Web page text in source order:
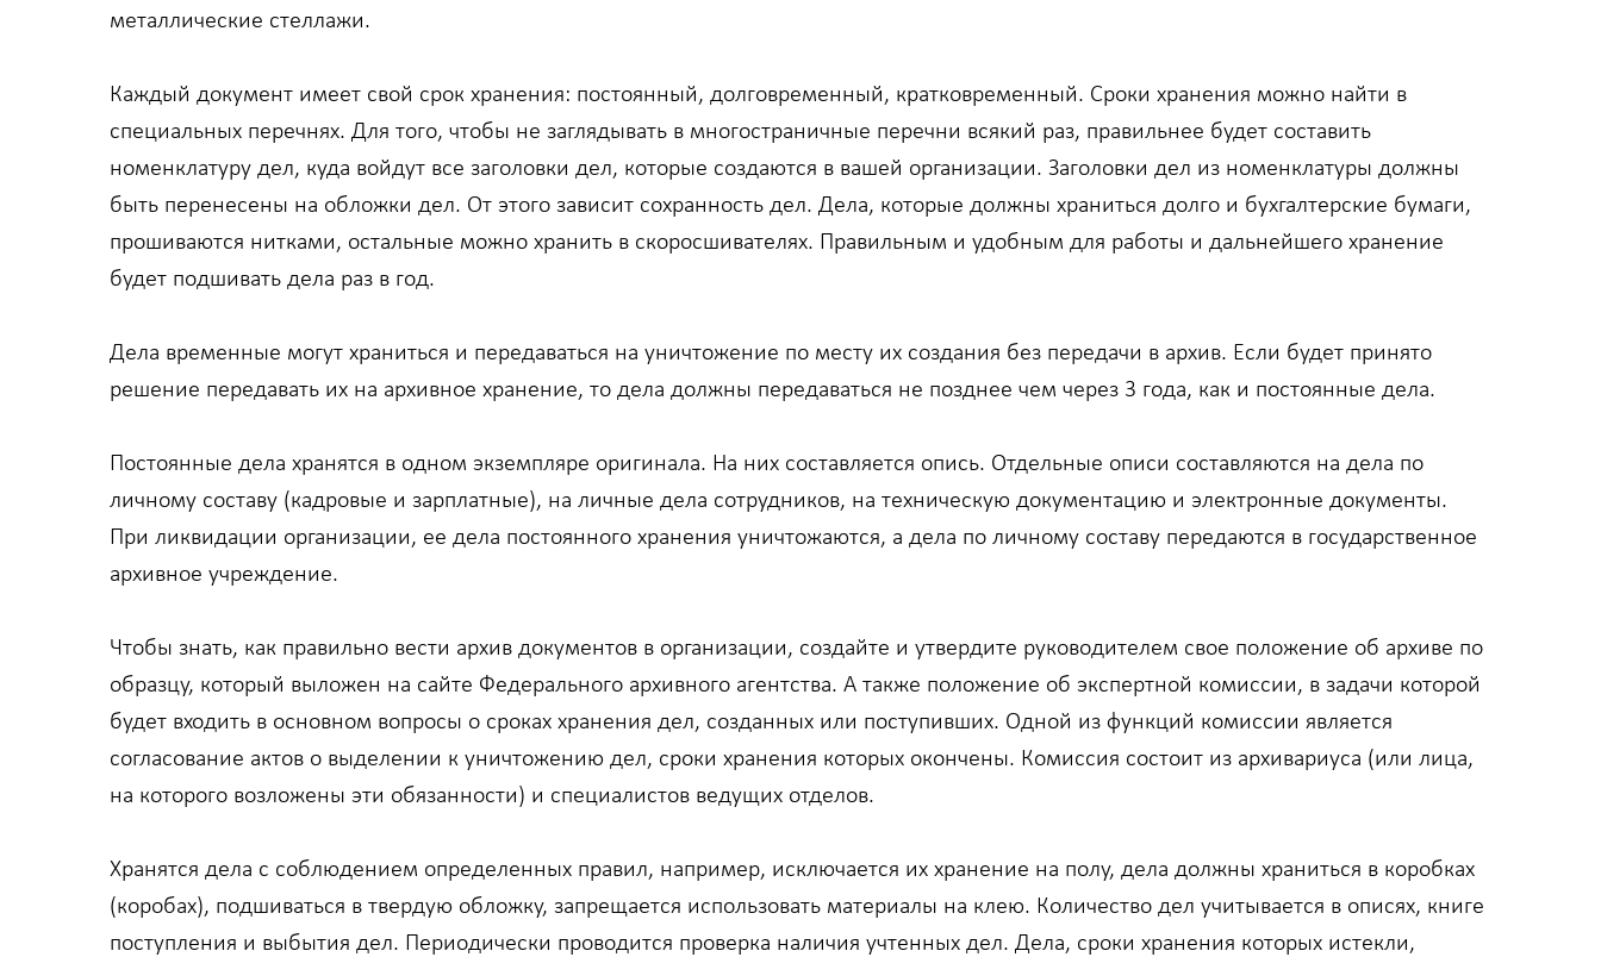
металлические стеллажи.
Каждый документ имеет свой срок хранения: постоянный, долговременный, кратковременный. Сроки хранения можно найти в
специальных перечнях. Для того, чтобы не заглядывать в многостраничные перечни всякий раз, правильнее будет составить
номенклатуру дел, куда войдут все заголовки дел, которые создаются в вашей организации. Заголовки дел из номенклатуры должны
быть перенесены на обложки дел. От этого зависит сохранность дел. Дела, которые должны храниться долго и бухгалтерские бумаги,
прошиваются нитками, остальные можно хранить в скоросшивателях. Правильным и удобным для работы и дальнейшего хранение
будет подшивать дела раз в год.
Дела временные могут храниться и передаваться на уничтожение по месту их создания без передачи в архив. Если будет принято
решение передавать их на архивное хранение, то дела должны передаваться не позднее чем через 3 года, как и постоянные дела.
Постоянные дела хранятся в одном экземпляре оригинала. На них составляется опись. Отдельные описи составляются на дела по
личному составу (кадровые и зарплатные), на личные дела сотрудников, на техническую документацию и электронные документы.
При ликвидации организации, ее дела постоянного хранения уничтожаются, а дела по личному составу передаются в государственное
архивное учреждение.
Чтобы знать, как правильно вести архив документов в организации, создайте и утвердите руководителем свое положение об архиве по
образцу, который выложен на сайте Федерального архивного агентства. А также положение об экспертной комиссии, в задачи которой
будет входить в основном вопросы о сроках хранения дел, созданных или поступивших. Одной из функций комиссии является
согласование актов о выделении к уничтожению дел, сроки хранения которых окончены. Комиссия состоит из архивариуса (или лица,
на которого возложены эти обязанности) и специалистов ведущих отделов.
Хранятся дела с соблюдением определенных правил, например, исключается их хранение на полу, дела должны храниться в коробках
(коробах), подшиваться в твердую обложку, запрещается использовать материалы на клею. Количество дел учитывается в описях, книге
поступления и выбытия дел. Периодически проводится проверка наличия учтенных дел. Дела, сроки хранения которых истекли,